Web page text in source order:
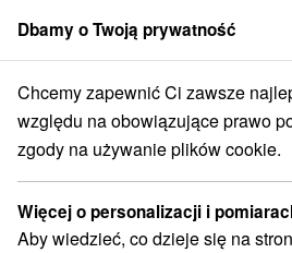
członek grupySorger
Atrakcje na Słowacji Zamki
Zamki Koszyce i
Kategorie
Dbamy o Twoją prywatność
Chcemy zapewnić Ci zawsze
względu na obowiązujące prawo
zgody na używanie plików cookie.
Więcej o personalizacji i
Aby wiedzieć, co dzieje się na